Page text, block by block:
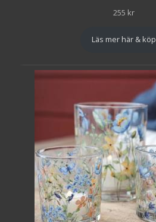
255 kr
Läs mer här & köp